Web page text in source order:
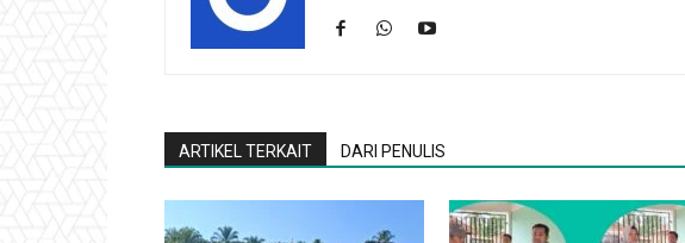
ARTIKEL TERKAIT DARI PENULIS